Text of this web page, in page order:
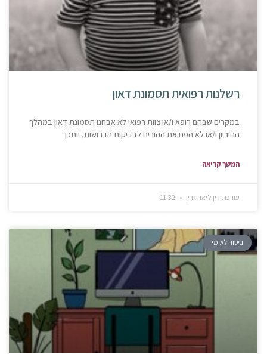
רשלנות רפואית תסמונת דאון
במקרים שבהם רופא ו/או צוות רפואי לא אבחנו תסמונת דאון במהלך
ההיריון ו/או לא הפנו את ההורים לבדיקות הדרושות, ייתכן
המשך קריאה
עורכת דין ליאה גרין
ביטוח לאומי